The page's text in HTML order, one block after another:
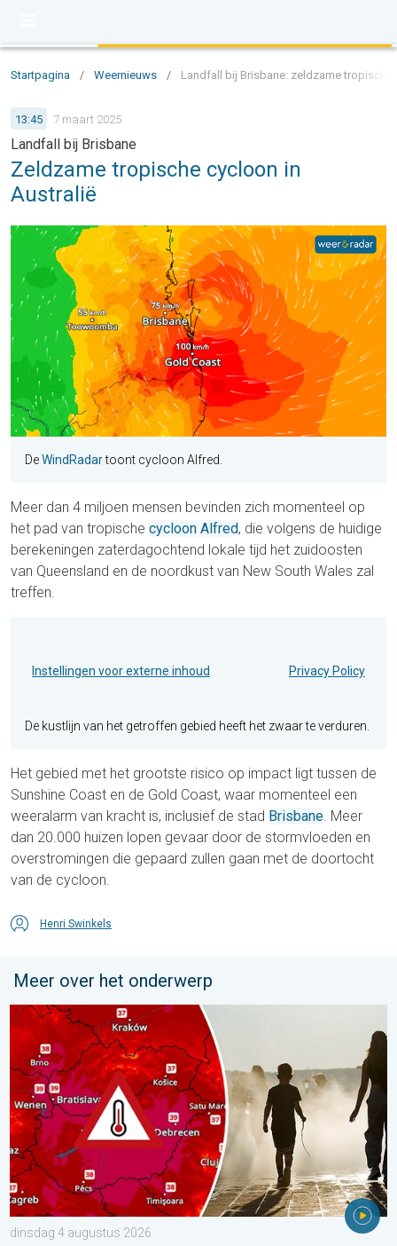
Startpagina / Weernieuws / Landfall bij Brisbane: zeldzame tropische
13:45 7 maart 2025
Landfall bij Brisbane
Zeldzame tropische cycloon in
Australië
DeWindRadartoont cycloon Alfred.
Meer dan 4 miljoen mensen bevinden zich momenteel op
het pad van tropische cycloon Alfred, die volgens de huidige
berekeningen zaterdagochtend lokale tijd het zuidoosten
van Queensland en de noordkust van New South Wales zal
treffen.
Instellingen voor externe inhoud Privacy Policy
De kustlijn van het getroffen gebied heeft het zwaar te verduren.
Het gebied met het grootste risico op impact ligt tussen de
Sunshine Coast en de Gold Coast, waar momenteel een
weeralarm van kracht is, inclusief de stad Brisbane. Meer
dan 20.000 huizen lopen gevaar door de stormvloeden en
overstromingen die gepaard zullen gaan met de doortocht
van de cycloon.
Henri Swinkels
Meer over het onderwerp
Extreme hitte in Oost-Europa. Tot ruim 40 graden. . . dinsdag
dinsdag 4 augustus 2026